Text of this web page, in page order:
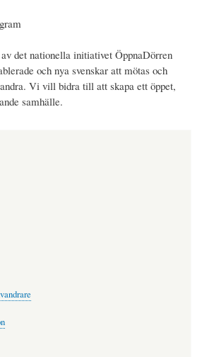
det nationella initiativet ÖppnaDörren
och nya svenskar att mötas och
Vi vill bidra till att skapa ett öppet,
samhälle.